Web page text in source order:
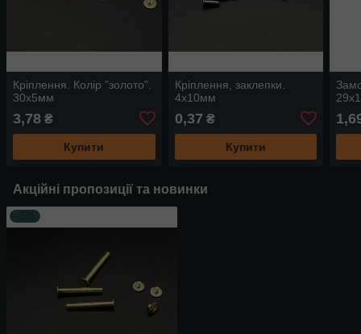
Кріплення. Колір "золото".
30х5мм
3,78 ₴
Купити
Кріплення, заклепки.
4х10мм
0,37 ₴
Купити
Акційні пропозиції та новинки